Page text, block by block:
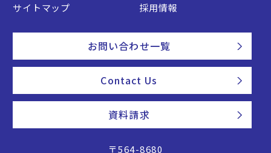
サイトマップ
採用情報
お問い合わせ一覧
Contact Us
資料請求
〒564-8680